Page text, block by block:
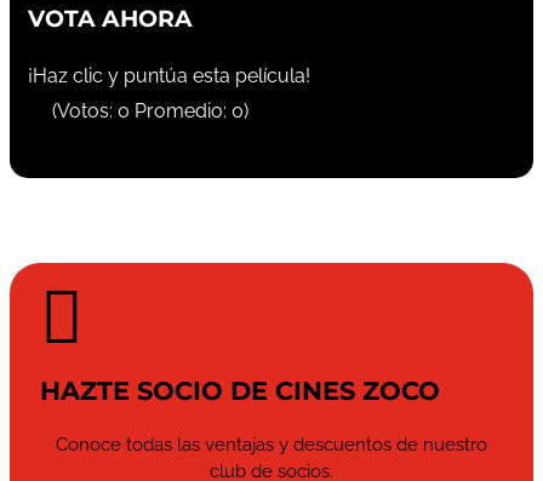
VOTA AHORA
¡Haz clic y puntúa esta película!
(Votos: 0 Promedio: 0)

HAZTE SOCIO DE CINES ZOCO
Conoce todas las ventajas y descuentos de nuestro
club de socios.